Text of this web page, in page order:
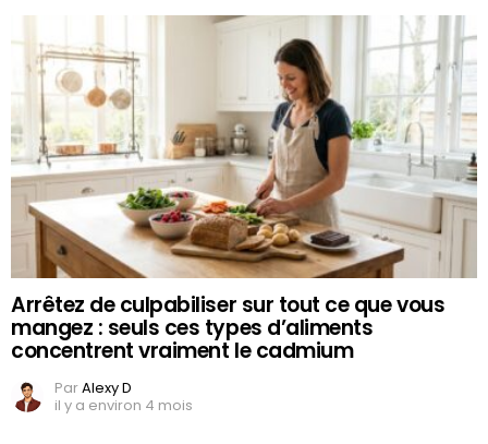
Arrêtez de culpabiliser sur tout ce que vous
mangez : seuls ces types d’aliments
concentrent vraiment le cadmium
ParAlexy D
il y a environ 4 mois